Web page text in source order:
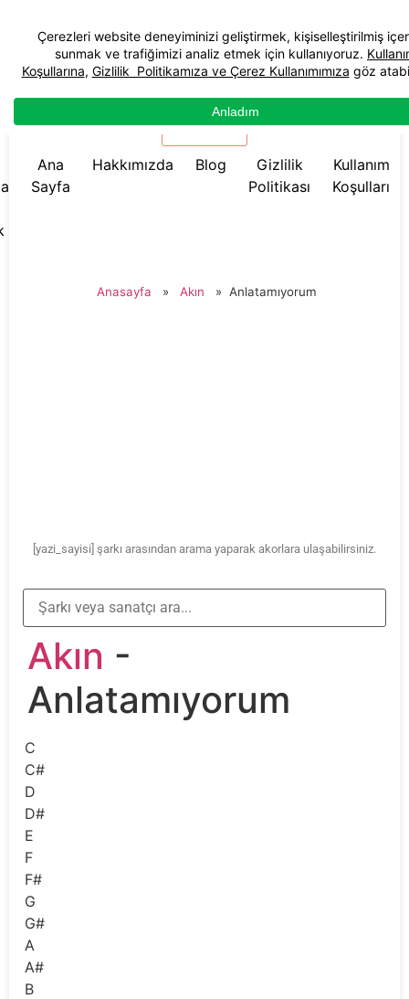
☰ Menü
Ana
Sayfa
Hakkımızda Blog
Gizlilik
Politikası
Kullanım
Koşulları
Anasayfa » Akın » Anlatamıyorum
[yazi_sayisi] şarkı arasından arama yaparak akorlara ulaşabilirsiniz.
Akın -
Anlatamıyorum
C
C#
D
D#
E
F
F#
G
G#
A
A#
B